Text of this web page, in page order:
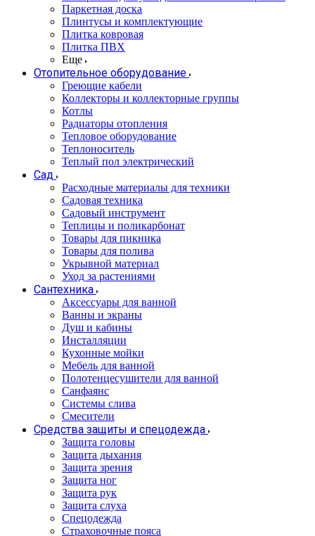
Паркетная доска
Плинтусы и комплектующие
Плитка ковровая
Плитка ПВХ
Еще
Отопительное оборудование
Греющие кабели
Коллекторы и коллекторные группы
Котлы
Радиаторы отопления
Тепловое оборудование
Теплоноситель
Теплый пол электрический
Сад
Расходные материалы для техники
Садовая техника
Садовый инструмент
Теплицы и поликарбонат
Товары для пикника
Товары для полива
Укрывной материал
Уход за растениями
Сантехника
Аксессуары для ванной
Ванны и экраны
Душ и кабины
Инсталляции
Кухонные мойки
Мебель для ванной
Полотенцесушители для ванной
Санфаянс
Системы слива
Смесители
Средства защиты и спецодежда
Защита головы
Защита дыхания
Защита зрения
Защита ног
Защита рук
Защита слуха
Спецодежда
Страховочные пояса